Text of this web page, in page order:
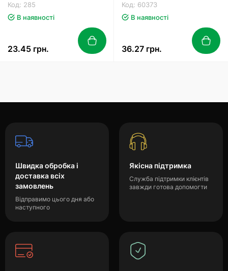
Код: 285
В наявності
23.45 грн.
Код: 60373
В наявності
36.27 грн.
Швидка обробка і
доставка всіх
замовлень
Відправимо цього дня або
наступного
Якісна підтримка
Служба підтримки клієнтів
завжди готова допомогти